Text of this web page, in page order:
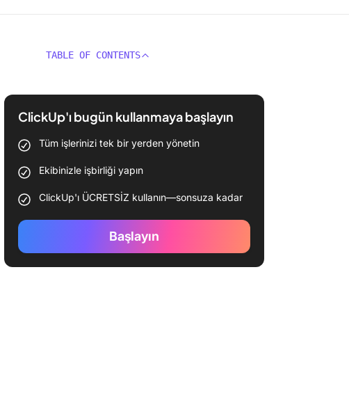
TABLE OF CONTENTS
ClickUp'ı bugün kullanmaya başlayın
Tüm işlerinizi tek bir yerden yönetin
Ekibinizle işbirliği yapın
ClickUp'ı ÜCRETSİZ kullanın—sonsuza kadar
Başlayın